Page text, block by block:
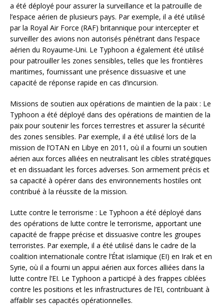
a été déployé pour assurer la surveillance et la patrouille de
l’espace aérien de plusieurs pays. Par exemple, il a été utilisé
par la Royal Air Force (RAF) britannique pour intercepter et
surveiller des avions non autorisés pénétrant dans l’espace
aérien du Royaume-Uni. Le Typhoon a également été utilisé
pour patrouiller les zones sensibles, telles que les frontières
maritimes, fournissant une présence dissuasive et une
capacité de réponse rapide en cas d’incursion.
Missions de soutien aux opérations de maintien de la paix : Le
Typhoon a été déployé dans des opérations de maintien de la
paix pour soutenir les forces terrestres et assurer la sécurité
des zones sensibles. Par exemple, il a été utilisé lors de la
mission de l’OTAN en Libye en 2011, où il a fourni un soutien
aérien aux forces alliées en neutralisant les cibles stratégiques
et en dissuadant les forces adverses. Son armement précis et
sa capacité à opérer dans des environnements hostiles ont
contribué à la réussite de la mission.
Lutte contre le terrorisme : Le Typhoon a été déployé dans
des opérations de lutte contre le terrorisme, apportant une
capacité de frappe précise et dissuasive contre les groupes
terroristes. Par exemple, il a été utilisé dans le cadre de la
coalition internationale contre l’État islamique (EI) en Irak et en
Syrie, où il a fourni un appui aérien aux forces alliées dans la
lutte contre l’EI. Le Typhoon a participé à des frappes ciblées
contre les positions et les infrastructures de l’EI, contribuant à
affaiblir ses capacités opérationnelles.